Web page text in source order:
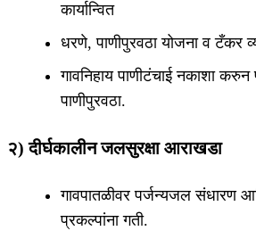
कार्यान्वित
धरणे, पाणीपुरवठा योजना व टँकर
गावनिहाय पाणीटंचाई नकाशा करुन
पाणीपुरवठा.
२) दीर्घकालीन जलसुरक्षा आराखडा
गावपातळीवर पर्जन्यजल संधारण
प्रकल्पांना गती.